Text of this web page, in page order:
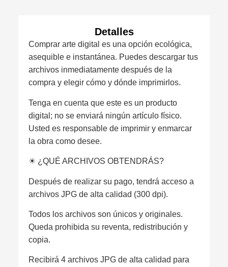
Detalles
Comprar arte digital es una opción ecológica,
asequible e instantánea. Puedes descargar tus
archivos inmediatamente después de la
compra y elegir cómo y dónde imprimirlos.
Tenga en cuenta que este es un producto
digital; no se enviará ningún artículo físico.
Usted es responsable de imprimir y enmarcar
la obra como desee.
☀︎ ¿QUÉ ARCHIVOS OBTENDRÁS?
Después de realizar su pago, tendrá acceso a
archivos JPG de alta calidad (300 dpi).
Todos los archivos son únicos y originales.
Queda prohibida su reventa, redistribución y
copia.
Recibirá 4 archivos JPG de alta calidad para